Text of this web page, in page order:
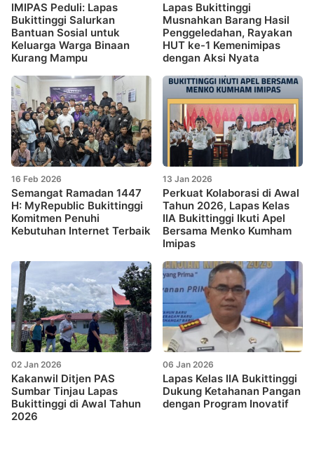
IMIPAS Peduli: Lapas
Bukittinggi Salurkan
Bantuan Sosial untuk
Keluarga Warga Binaan
Kurang Mampu
Lapas Bukittinggi
Musnahkan Barang Hasil
Penggeledahan, Rayakan
HUT ke-1 Kemenimipas
dengan Aksi Nyata
16 Feb 2026
Semangat Ramadan 1447
H: MyRepublic Bukittinggi
Komitmen Penuhi
Kebutuhan Internet Terbaik
13 Jan 2026
Perkuat Kolaborasi di Awal
Tahun 2026, Lapas Kelas
IIA Bukittinggi Ikuti Apel
Bersama Menko Kumham
Imipas
02 Jan 2026
Kakanwil Ditjen PAS
Sumbar Tinjau Lapas
Bukittinggi di Awal Tahun
2026
06 Jan 2026
Lapas Kelas IIA Bukittinggi
Dukung Ketahanan Pangan
dengan Program Inovatif